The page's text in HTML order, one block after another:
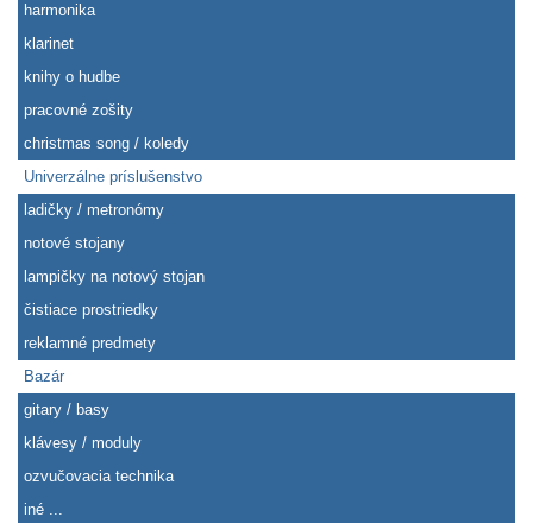
harmonika
klarinet
knihy o hudbe
pracovné zošity
christmas song / koledy
Univerzálne príslušenstvo
ladičky / metronómy
notové stojany
lampičky na notový stojan
čistiace prostriedky
reklamné predmety
Bazár
gitary / basy
klávesy / moduly
ozvučovacia technika
iné ...